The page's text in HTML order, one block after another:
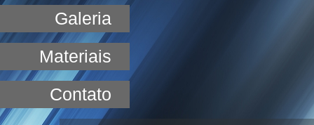
Galeria
Materiais
Contato